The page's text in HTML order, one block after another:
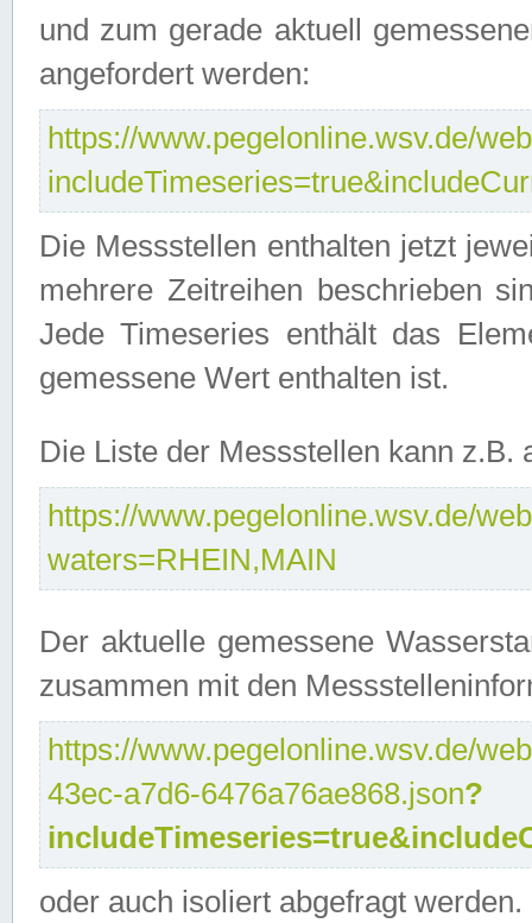
und zum gerade aktuell
angefordert werden:
https://www.pegelonline.wsv.de/
Die Messstellen enthalten jetzt
mehrere Zeitreihen beschrieben
Jede Timeseries enthält das
gemessene Wert enthalten ist.
Die Liste der Messstellen kann
https://www.pegelonline.wsv.de/
waters=RHEIN,MAIN
Der aktuelle gemessene
zusammen mit den
https://www.pegelonline.wsv.de/
43ec-a7d6-6476a76ae868.json?
oder auch isoliert abgefragt werden.